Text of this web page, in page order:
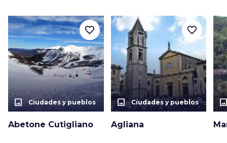
photo_size_select_actual Ciudades y pueblos
Abetone Cutigliano
favorite_border
photo_size_select_actual Ciudades y pueblos
Agliana
favorite_border